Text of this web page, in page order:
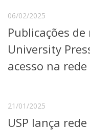
Agenda de Eventos
06/02/2025
Publicações
University
acesso na rede
21/01/2025
USP lança